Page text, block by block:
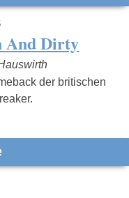
And Dirty
der britischen